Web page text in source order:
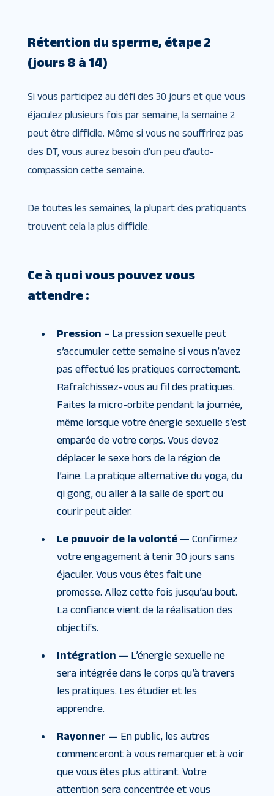
Rétention du sperme, étape 2
(jours 8 à 14)
Si vous participez au défi des 30 jours et que vous
éjaculez plusieurs fois par semaine, la semaine 2
peut être difficile. Même si vous ne souffrirez pas
des DT, vous aurez besoin d’un peu d’auto-
compassion cette semaine.
De toutes les semaines, la plupart des pratiquants
trouvent cela la plus difficile.
Ce à quoi vous pouvez vous
attendre :
Pression – La pression sexuelle peut
s’accumuler cette semaine si vous n’avez
pas effectué les pratiques correctement.
Rafraîchissez-vous au fil des pratiques.
Faites la micro-orbite pendant la journée,
même lorsque votre énergie sexuelle s’est
emparée de votre corps. Vous devez
déplacer le sexe hors de la région de
l’aine. La pratique alternative du yoga, du
qi gong, ou aller à la salle de sport ou
courir peut aider.
Le pouvoir de la volonté — Confirmez
votre engagement à tenir 30 jours sans
éjaculer. Vous vous êtes fait une
promesse. Allez cette fois jusqu’au bout.
La confiance vient de la réalisation des
objectifs.
Intégration — L’énergie sexuelle ne
sera intégrée dans le corps qu’à travers
les pratiques. Les étudier et les
apprendre.
Rayonner — En public, les autres
commenceront à vous remarquer et à voir
que vous êtes plus attirant. Votre
attention sera concentrée et vous